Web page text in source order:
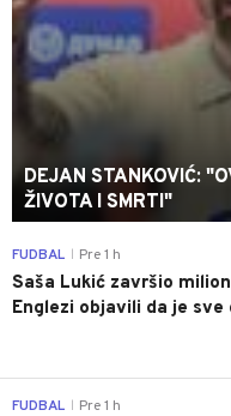
DEJAN STANKOVIĆ:
ŽIVOTA I SMRTI"
FUDBAL Pre 1 h
Saša Lukić završio
Englezi objavili da je sve
FUDBAL Pre 1 h